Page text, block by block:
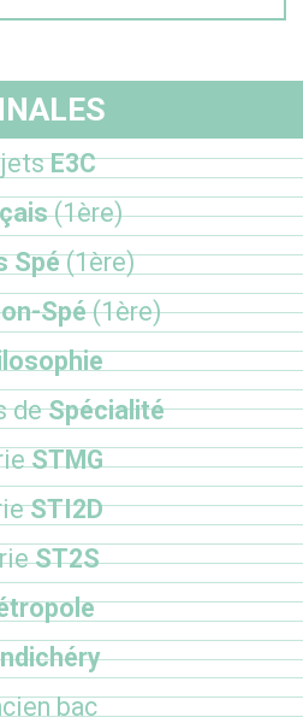
E3C
(1ère)
Spé(1ère)
Spé(1ère)
deSpécialité
STMG
STI2D
ST2S
bac